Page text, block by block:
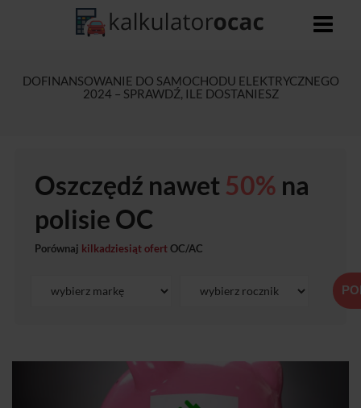
DOFINANSOWANIE DO SAMOCHODU ELEKTRYCZNEGO
2024 – SPRAWDŹ, ILE DOSTANIESZ
Oszczędź nawet 50% na
polisie OC
Porównaj kilkadziesiąt ofertOC/AC